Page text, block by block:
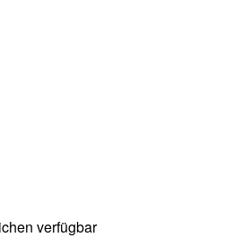
verfügbar